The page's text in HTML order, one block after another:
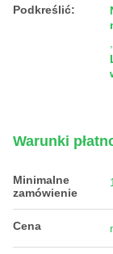
Podkreślić:
Warunki
Minimalne
zamówienie
1
Cena